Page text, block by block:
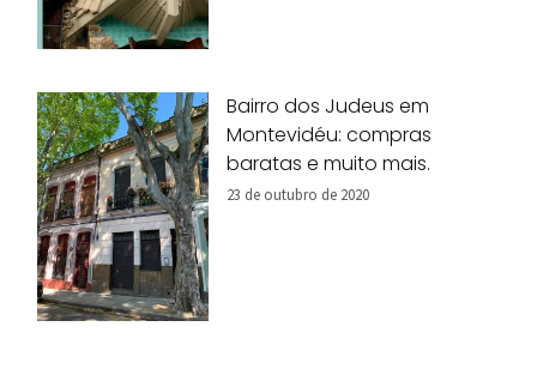
Bairro dos Judeus em
Montevidéu: compras
baratas e muito mais.
23 de outubro de 2020